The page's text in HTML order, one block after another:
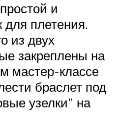
и
для плетения.
из двух
закреплены на
мастер-классе
браслет под
узелки” на